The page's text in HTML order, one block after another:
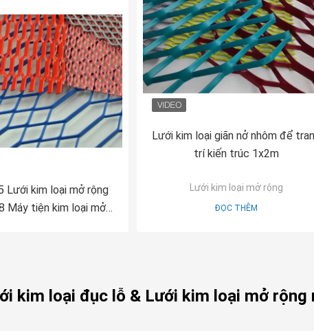
Lưới kim loại mở rộng
Máy tiện kim loại mở
Lưới kim loại giãn nở nhôm để
trí kiến trúc 1x2m
Lưới kim loại mở rộng
ĐỌC THÊM
kim loại đục lỗ & Lưới kim loại mở rộng